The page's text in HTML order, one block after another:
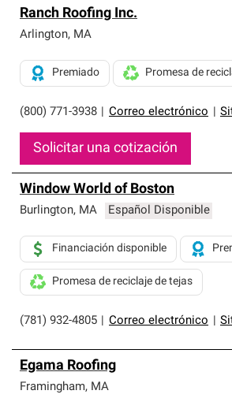
Ranch Roofing Inc.
Arlington, MA
(800) 771-3938 Correo electrónico
Premiado Promesa de
Solicitar una cotización
Window World of Boston
Burlington, MA Español Disponible
(781) 932-4805 Correo electrónico
Financiación disponible
Promesa de reciclaje de tejas
Egama Roofing
Framingham, MA